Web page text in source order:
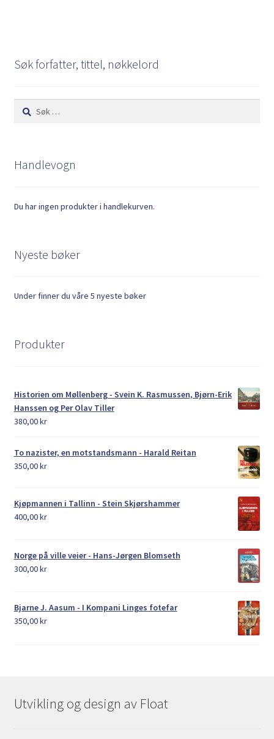
Søk forfatter, tittel, nøkkelord
Søk
etter:
Handlevogn
Du har ingen produkter i handlekurven.
Nyeste bøker
Under finner du våre 5 nyeste bøker
Produkter
Historien om Møllenberg - Svein K. Rasmussen, Bjørn-Erik
Hanssen og Per Olav Tiller
380,00kr
To nazister, en motstandsmann - Harald Reitan
350,00kr
Kjøpmannen i Tallinn - Stein Skjørshammer
400,00kr
Norge på ville veier - Hans-Jørgen Blomseth
300,00kr
Bjarne J. Aasum - I Kompani Linges fotefar
350,00kr
Utvikling og design av Float